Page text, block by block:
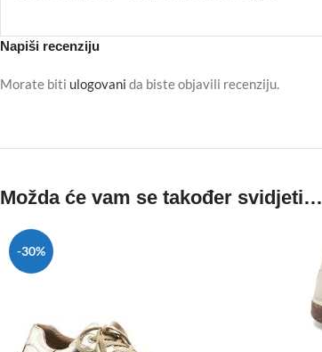
Napiši recenziju
Morate biti ulogovani da biste objavili recenziju.
Možda će vam se također svidjeti…
-30%